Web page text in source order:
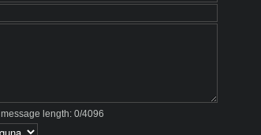
length: 0/4096